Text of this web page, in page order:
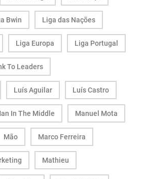
Bwin Liga das Nações
Liga Europa Liga Portugal
To Leaders
Luís Aguilar Luís Castro
In The Middle Manuel Mota
Mão Marco Ferreira
Mathieu